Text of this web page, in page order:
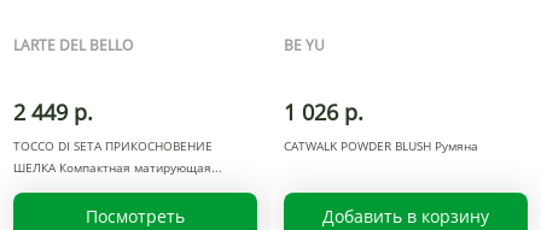
LARTE DEL BELLO
2 449 р.
TOCCO DI SETA ПРИКОСНОВЕНИЕ
ШЕЛКА Компактная матирующая
Посмотреть
BE YU
1 026 р.
CATWALK POWDER BLUSH Румяна
Добавить в корзину